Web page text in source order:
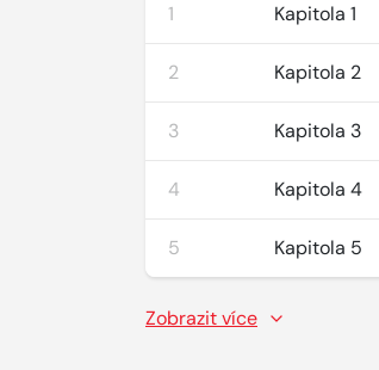
1 Kapitola 1
2 Kapitola 2
3 Kapitola 3
4 Kapitola 4
5 Kapitola 5
Zobrazit více